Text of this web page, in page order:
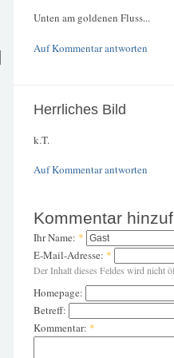
Unten am goldenen Fluss...
Auf Kommentar antworten
Herrliches Bild
k.T.
Auf Kommentar antworten
Kommentar
Ihr Name: *
E-Mail-Adresse: *
Der Inhalt dieses Feldes wird nicht
Homepage:
Betreff:
Kommentar: *